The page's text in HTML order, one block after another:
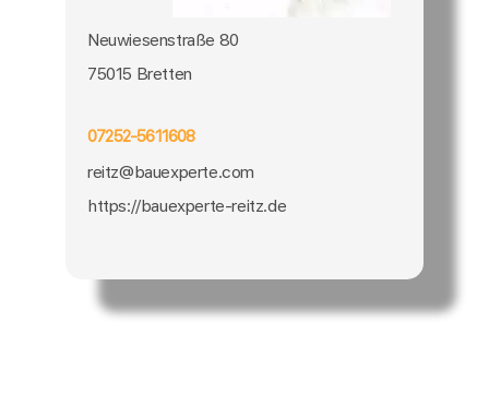
Neuwiesenstraße 80
75015 Bretten
07252-5611608
reitz@bauexperte.com
https://bauexperte-reitz.de